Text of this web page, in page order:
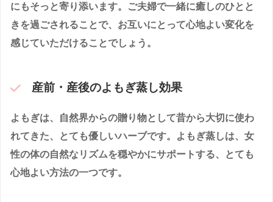
にもそっと寄り添います。ご夫婦で一緒に癒しのひとと
きを過ごされることで、お互いにとって心地よい変化を
感じていただけることでしょう。
産前・産後のよもぎ蒸し効果
よもぎは、自然界からの贈り物として昔から大切に使わ
れてきた、とても優しいハーブです。よもぎ蒸しは、女
性の体の自然なリズムを穏やかにサポートする、とても
心地よい方法の一つです。